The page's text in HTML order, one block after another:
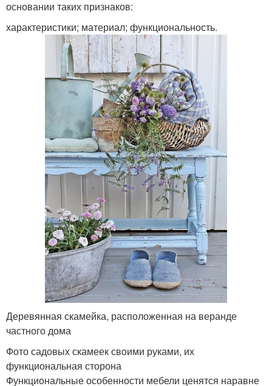
основании таких признаков:
характеристики; материал; функциональность.
Деревянная скамейка, расположенная на веранде
частного дома
Фото садовых скамеек своими руками, их
функциональная сторона
Функциональные особенности мебели ценятся наравне